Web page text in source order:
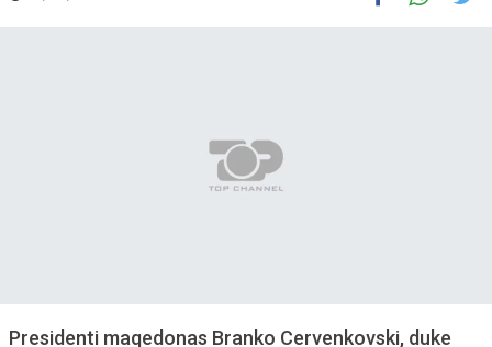
Presidenti maqedonas Branko Cervenkovski, duke